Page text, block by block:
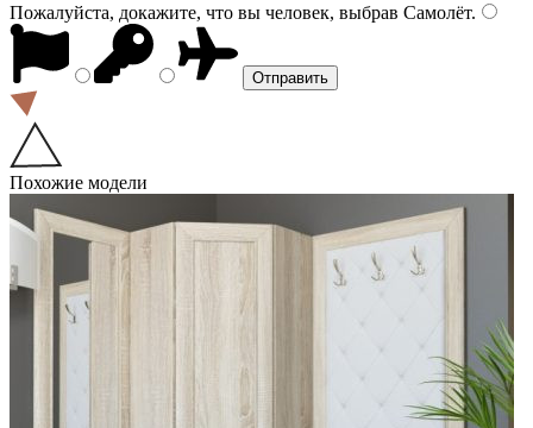
Пожалуйста, докажите, что вы человек, выбрав Самолёт.
Похожие модели